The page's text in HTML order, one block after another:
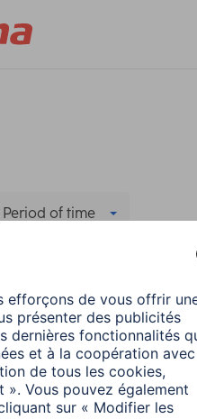
Period of time
Smart Home
familial dans
4 minutes de lecture